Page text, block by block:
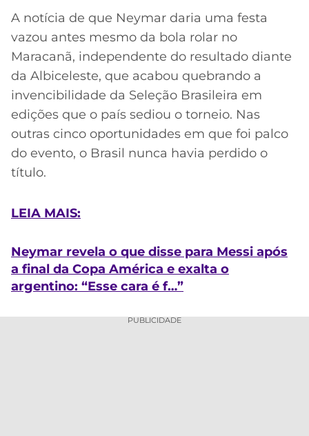
A notícia de que Neymar daria uma festa
vazou antes mesmo da bola rolar no
Maracanã, independente do resultado diante
da Albiceleste, que acabou quebrando a
invencibilidade da Seleção Brasileira em
edições que o país sediou o torneio. Nas
outras cinco oportunidades em que foi palco
do evento, o Brasil nunca havia perdido o
título.
LEIA MAIS:
Neymar revela o que disse para Messi após
a final da Copa América e exalta o
argentino: “Esse cara é f…”
PUBLICIDADE